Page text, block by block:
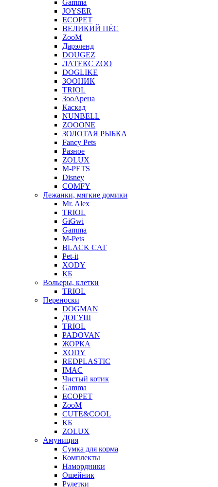
Gamma
JOYSER
ECOPET
ВЕЛИКИЙ ПЁС
ZooM
Дарэленд
DOUGEZ
ЛАТЕКС ZOO
DOGLIKE
ЗООНИК
TRIOL
ЗооАрена
Каскад
NUNBELL
ZOOONE
ЗОЛОТАЯ РЫБКА
Fancy Pets
Разное
ZOLUX
M-PETS
Disney
COMFY
Лежанки, мягкие домики
Mr. Alex
TRIOL
GiGwi
Gamma
M-Pets
BLACK CAT
Pet-it
XODY
КБ
Вольеры, клетки
TRIOL
Переноски
DOGMAN
ДОГУШ
TRIOL
PADOVAN
ЖОРКА
XODY
REDPLASTIC
IMAC
Чистый котик
Gamma
ECOPET
ZooM
CUTE&COOL
КБ
ZOLUX
Амуниция
Сумка для корма
Комплекты
Намордники
Ошейник
Рулетки